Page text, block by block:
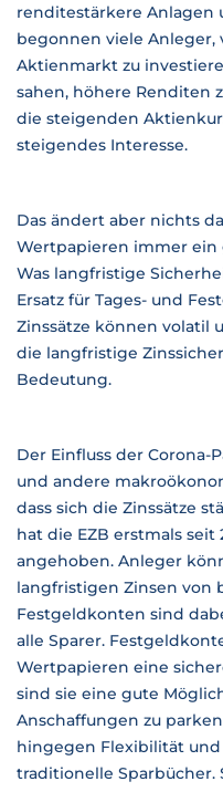
renditestärkere Anlagen
begonnen viele
Aktienmarkt zu
sahen, höhere Renditen
die steigenden
steigendes Interesse.
Das ändert aber nichts
Wertpapieren immer ein
Was langfristige
Ersatz für Tages- und
Zinssätze können volatil
die langfristige
Bedeutung.
Der Einfluss der Corona-
und andere
dass sich die Zinssätze
hat die EZB erstmals
angehoben. Anleger
langfristigen Zinsen von
Festgeldkonten sind
alle Sparer.
Wertpapieren eine
sind sie eine gute
Anschaffungen zu
hingegen Flexibilität
traditionelle Sparbücher.